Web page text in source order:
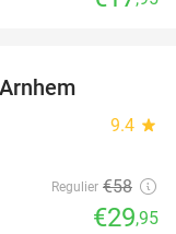
9.4 star
Regulier €58
€29,95